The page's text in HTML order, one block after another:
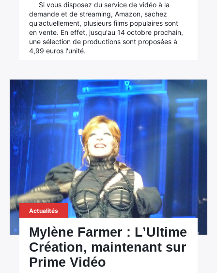
Si vous disposez du service de vidéo à la
demande et de streaming, Amazon, sachez
qu'actuellement, plusieurs films populaires sont
en vente. En effet, jusqu'au 14 octobre prochain,
une sélection de productions sont proposées à
4,99 euros l'unité.
Actualités
Mylène Farmer : L’Ultime
Création, maintenant sur
Prime Vidéo